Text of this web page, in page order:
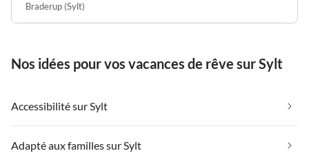
Braderup (Sylt)
Nos idées pour vos vacances de rêve sur Sylt
Accessibilité sur Sylt
Adapté aux familles sur Sylt